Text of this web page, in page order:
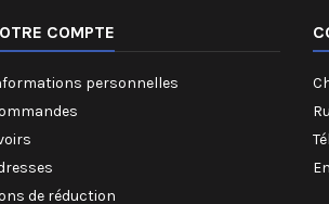
COMPTE
personnelles
de réduction